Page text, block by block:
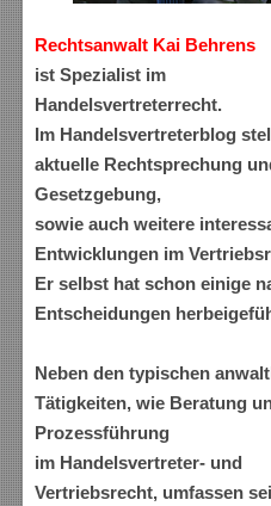
Rechtsanwalt Kai Behrens
ist Spezialist im
Handelsvertreterrecht.
Im Handelsvertreterblog
aktuelle Rechtsprechung
Gesetzgebung,
sowie auch weitere
Entwicklungen im
Er selbst hat schon einige
Entscheidungen
Neben den typischen
Tätigkeiten, wie Beratung
Prozessführung
im Handelsvertreter- und
Vertriebsrecht, umfassen